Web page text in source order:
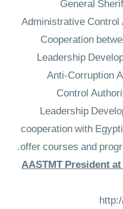
General
Administrative
Cooperation
Leadership
Anti-Corruption
Control
Leadership
cooperation with
offer courses and
AASTMT President